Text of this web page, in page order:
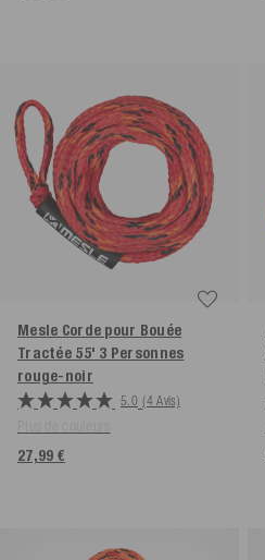
Mesle Corde pour Bouée
Tractée 55' 3 Personnes
rouge-noir
5.0 (4 Avis)
27,99 €